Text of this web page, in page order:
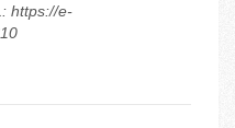
https://e-